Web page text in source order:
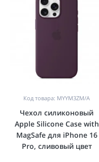
Код товара: MYYM3ZM/A
Чехол силиконовый
Apple Silicone Case with
MagSafe для iPhone 16
Pro, сливовый цвет